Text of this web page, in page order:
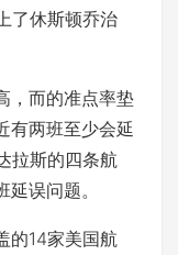
了休斯顿乔治
而的准点率垫
有两班至少会延
拉斯的四条航
误问题。
14家美国航